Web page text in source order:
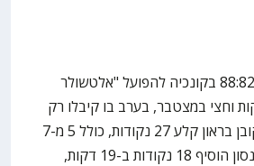
הפועל ת"א נעצרה אחרי שני ניצחונות רצופים עם 88:82 בקונכיה להפועל "אלטשולר
וחצי במצטבר, בערב בו קיבלו רק
14 נקודות ומדד 8 במצטבר משחקני הספסל. ג'ייקובן בראון קלע 27 נקודות, כולל 5 מ-7
לשלוש לעומת 3 מ-19 של כל שאר חבריו. עידן זלמנסון הוסיף 18 נקודות ב-19 דקות,